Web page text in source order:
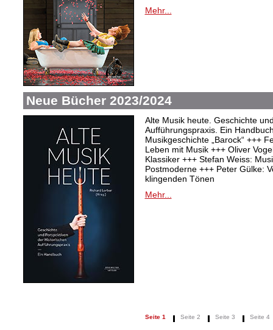
Mehr...
Neue Bücher 2023/2024
Alte Musik heute. Geschichte
Aufführungspraxis. Ein
Musikgeschichte „Barock“ +++
Leben mit Musik +++ Oliver
Klassiker +++ Stefan Weiss:
Postmoderne +++ Peter Gülke:
klingenden Tönen
Mehr...
Seite 1 Seite 2 Seite 3 Seite 4